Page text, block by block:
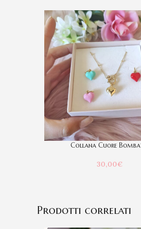
Collana Cuore
30,00€
Prodotti correlati